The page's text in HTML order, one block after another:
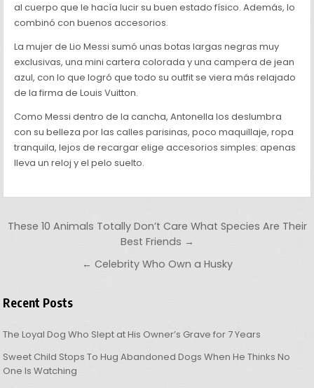
al cuerpo que le hacía lucir su buen estado físico. Además, lo
combinó con buenos accesorios.
La mujer de Lio Messi sumó unas botas largas negras muy
exclusivas, una mini cartera colorada y una campera de jean
azul, con lo que logró que todo su outfit se viera más relajado
de la firma de Louis Vuitton.
Como Messi dentro de la cancha, Antonella los deslumbra
con su belleza por las calles parisinas, poco maquillaje, ropa
tranquila, lejos de recargar elige accesorios simples: apenas
lleva un reloj y el pelo suelto.
Post navigation
These 10 Animals Totally Don’t Care What Species Are Their
Best Friends →
← Celebrity Who Own a Husky
Recent Posts
The Loyal Dog Who Slept at His Owner’s Grave for 7 Years
Sweet Child Stops To Hug Abandoned Dogs When He Thinks No
One Is Watching